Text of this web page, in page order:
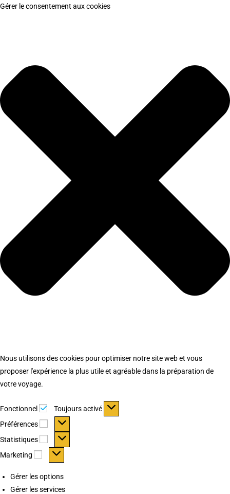
Gérer le consentement aux cookies
Nous utilisons des cookies pour optimiser notre site web et vous
proposer l'expérience la plus utile et agréable dans la préparation de
votre voyage.
Fonctionnel Fonctionnel
Toujours activé
Préférences
Préférences
Statistiques Statistiques
Marketing Marketing
Gérer les options
Gérer les services